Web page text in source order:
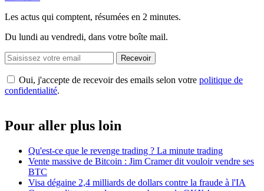
Les actus qui comptent, résumées en 2 minutes.
Du lundi au vendredi, dans votre boîte mail.
Recevoir
Oui, j'accepte de recevoir des emails selon votre politique de
confidentialité.
Pour aller plus loin
Qu'est-ce que le revenge trading ? La minute trading
Vente massive de Bitcoin : Jim Cramer dit vouloir vendre ses
BTC
Visa dégaine 2,4 milliards de dollars contre la fraude à l'IA